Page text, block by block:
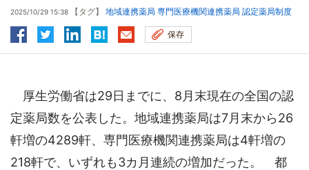
2025/10/29 15:38 【タグ】 地域連携薬局 専門医療機関連携薬局 認定薬局制度
保存
厚生労働省は29日までに、8月末現在の全国の認
定薬局数を公表した。地域連携薬局は7月末から26
軒増の4289軒、専門医療機関連携薬局は4軒増の
218軒で、いずれも3カ月連続の増加だった。 都